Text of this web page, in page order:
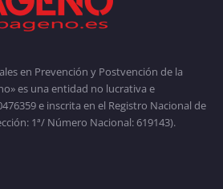
en Prevención y Postvención de la
es una entidad no lucrativa e
e inscrita en el Registro Nacional de
1ª/ Número Nacional: 619143).